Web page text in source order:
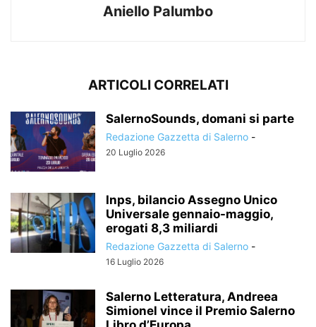
Aniello Palumbo
ARTICOLI CORRELATI
SalernoSounds, domani si parte
Redazione Gazzetta di Salerno -
20 Luglio 2026
Inps, bilancio Assegno Unico
Universale gennaio-maggio,
erogati 8,3 miliardi
Redazione Gazzetta di Salerno -
16 Luglio 2026
Salerno Letteratura, Andreea
Simionel vince il Premio Salerno